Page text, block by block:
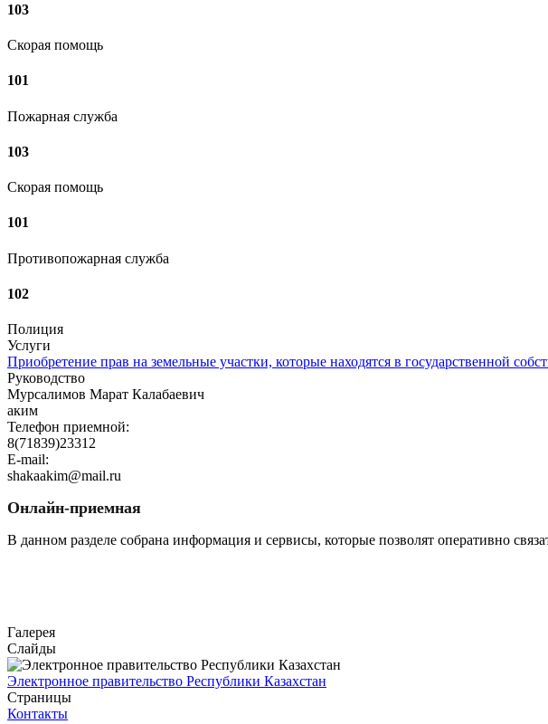
103
Скорая помощь
101
Пожарная служба
103
Скорая помощь
101
Противопожарная служба
102
Полиция
Услуги
Приобретение прав на земельные участки, которые находятся в государственной
Руководство
Мурсалимов Марат Калабаевич
аким
Телефон приемной:
8(71839)23312
E-mail:
shakaakim@mail.ru
Онлайн-приемная
В данном разделе собрана информация и сервисы, которые позволят оперативно
Галерея
Слайды
Электронное правительство Республики Казахстан
Страницы
Контакты